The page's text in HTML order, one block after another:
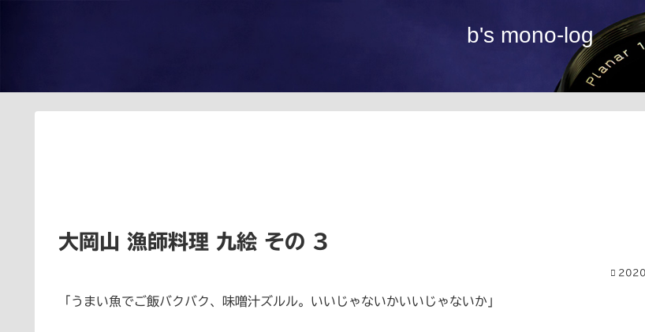
b's mono-log
大岡山 漁師料理 九絵 その 3
「うまい魚でご飯バクバク、味噌汁ズルル。いいじゃないかいいじゃないか」